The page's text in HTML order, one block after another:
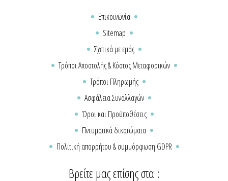
Επικοινωνία
Sitemap
Σχετικά με εμάς
Τρόποι Αποστολής & Κόστος Μεταφορικών
Τρόποι Πληρωμής
Ασφάλεια Συναλλαγών
Όροι και Προϋποθέσεις
Πνευματικά δικαιώματα
Πολιτική απορρήτου & συμμόρφωση GDPR
Βρείτε μας επίσης στα :